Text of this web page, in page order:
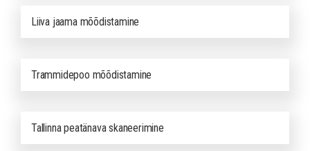
Liiva jaama mõõdistamine
Trammidepoo mõõdistamine
Tallinna peatänava skaneerimine